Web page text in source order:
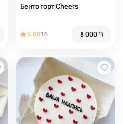
Бенто торт Cheers
5.00 16 8 000֏